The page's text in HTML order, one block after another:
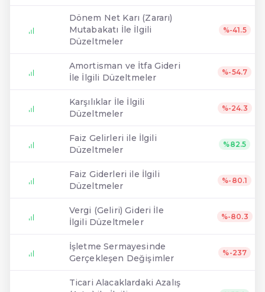
Dönem Net Karı (Zararı)
Mutabakatı İle İlgili
Düzeltmeler
%-41.5
Amortisman ve İtfa Gideri
İle İlgili Düzeltmeler
%-54.7
Karşılıklar İle İlgili
Düzeltmeler
%-24.3
Faiz Gelirleri ile İlgili
Düzeltmeler
%82.5
Faiz Giderleri ile İlgili
Düzeltmeler
%-80.1
Vergi (Geliri) Gideri İle
İlgili Düzeltmeler
%-80.3
İşletme Sermayesinde
Gerçekleşen Değişimler
%-237
Ticari Alacaklardaki Azalış